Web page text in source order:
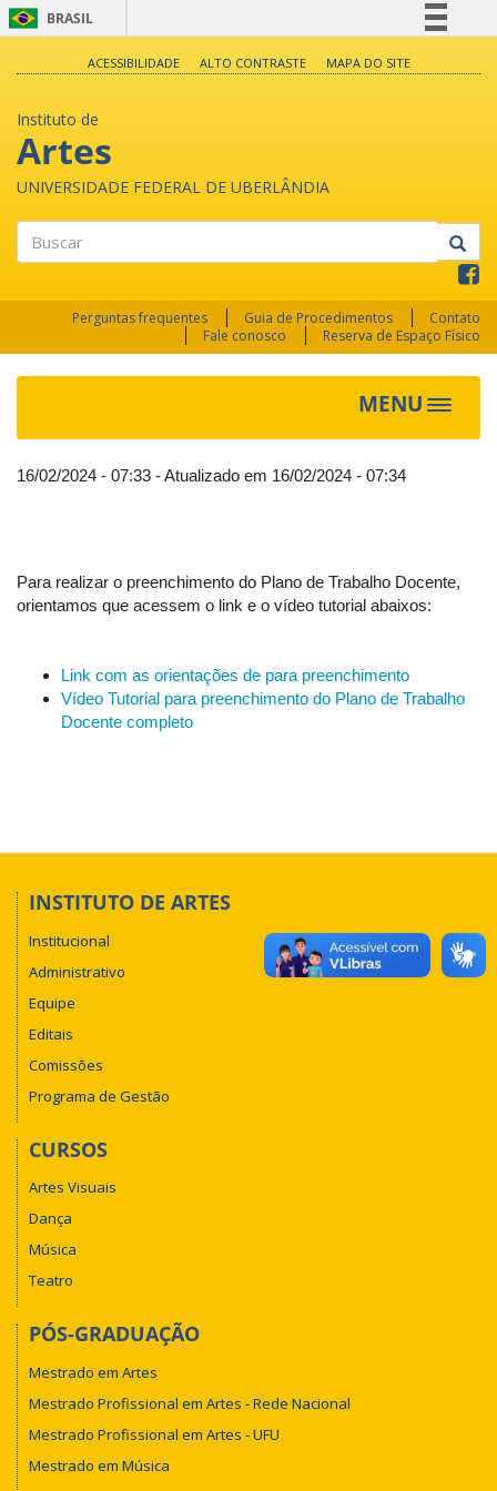
BRASIL
Legislação
Canais
ACESSIBILIDADE ALTO CONTRASTE MAPA DO SITE
Instituto de
Artes
UNIVERSIDADE FEDERAL DE UBERLÂNDIA
Perguntas frequentes Guia de Procedimentos
Contato
Fale conosco
Reserva de Espaço Físico
MENU
Toggle
16/02/2024 - 07:33 - Atualizado em 16/02/2024 - 07:34
Para realizar o preenchimento do Plano de Trabalho Docente,
orientamos que acessem o link e o vídeo tutorial abaixos:
Link com as orientações de para preenchimento
Vídeo Tutorial para preenchimento do Plano de Trabalho
Docente completo
INSTITUTO DE ARTES
Institucional
Administrativo
Equipe
Editais
Comissões
Programa de Gestão
CURSOS
Artes Visuais
Dança
Música
Teatro
PÓS-GRADUAÇÃO
Mestrado em Artes
Mestrado Profissional em Artes - Rede Nacional
Mestrado Profissional em Artes - UFU
Mestrado em Música